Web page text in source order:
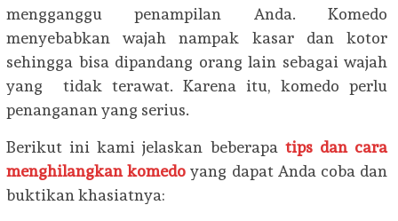
mengganggu penampilan Anda. Komedo
menyebabkan wajah nampak kasar dan kotor
sehingga bisa dipandang orang lain sebagai wajah
yang tidak terawat. Karena itu, komedo perlu
penanganan yang serius.
Berikut ini kami jelaskan beberapa tips dan cara
menghilangkan komedo yang dapat Anda coba dan
buktikan khasiatnya: